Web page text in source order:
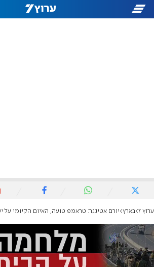
ערוץ 7 בארץ יורם אטינגר: טראמפ טועה, האיום הקיומי על ישראל הוא